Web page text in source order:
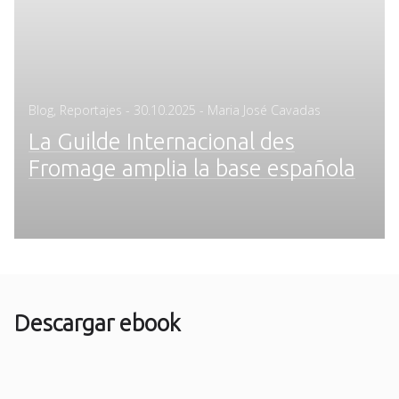
Blog Reportajes - Posted
30.10.2025 - Maria José Cavadas
La Guilde Internacional des
Fromage amplia la base española
Descargar ebook